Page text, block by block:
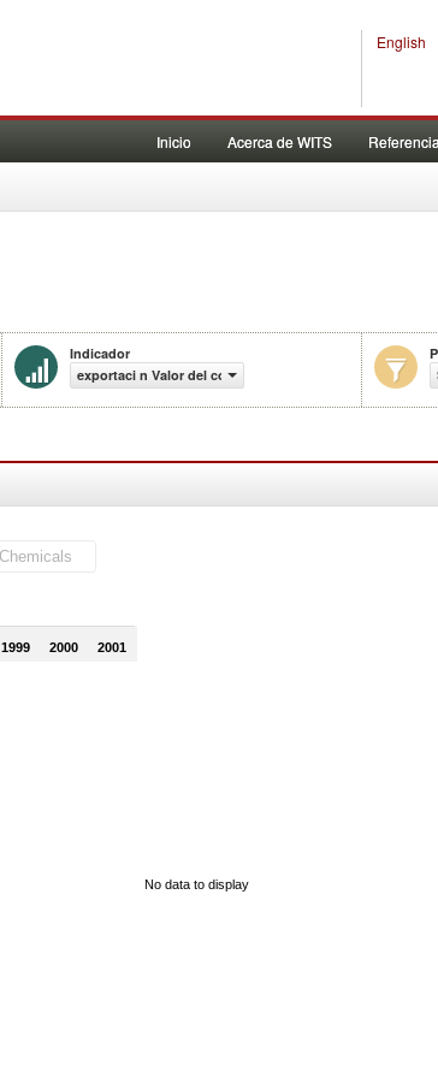
English
Inicio Acerca de WITS
Indicador
exportaci n Valor del comercio (en miles de US$)
1999 2000 2001
No data to display